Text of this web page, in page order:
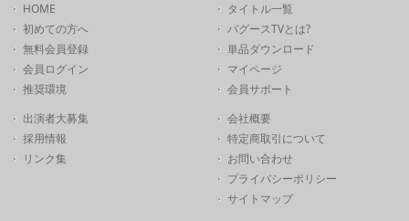
HOME
初めての方へ
無料会員登録
会員ログイン
推奨環境
タイトル一覧
バグースTVとは?
単品ダウンロード
マイページ
会員サポート
出演者大募集
採用情報
リンク集
会社概要
特定商取引について
お問い合わせ
プライバシーポリシー
サイトマップ